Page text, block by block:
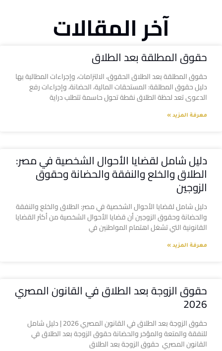
آخر المقالات
حقوق المطلقة بعد الطلاق
حقوق المطلقة بعد الطلاق الحقوق، الالتزامات، وإجراءات المطالبة بها
دليل حقوق المطلقة: المستحقات المالية، الحضانة، وإجراءات رفع
الدعوى تعد لحظة الطلاق نقطة تحول حاسمة تتطلب دراية
معرفة المزيد »
دليل شامل لقضايا الأحوال الشخصية في مصر:
الطلاق والخلع والنفقة والحضانة وحقوق
الزوجين
دليل شامل لقضايا الأحوال الشخصية في مصر: الطلاق والخلع والنفقة
والحضانة وحقوق الزوجين أن قضايا الأحوال الشخصية من أكثر القضايا
القانونية التي تشغل اهتمام المواطنين في
معرفة المزيد »
حقوق الزوجة بعد الطلاق في القانون المصري
2026
حقوق الزوجة بعد الطلاق في القانون المصري 2026 | دليل شامل
للنفقة والمتعة والمؤخر والحضانة حقوق الزوجة بعد الطلاق في
القانون المصري حقوق الزوجة بعد الطلاق